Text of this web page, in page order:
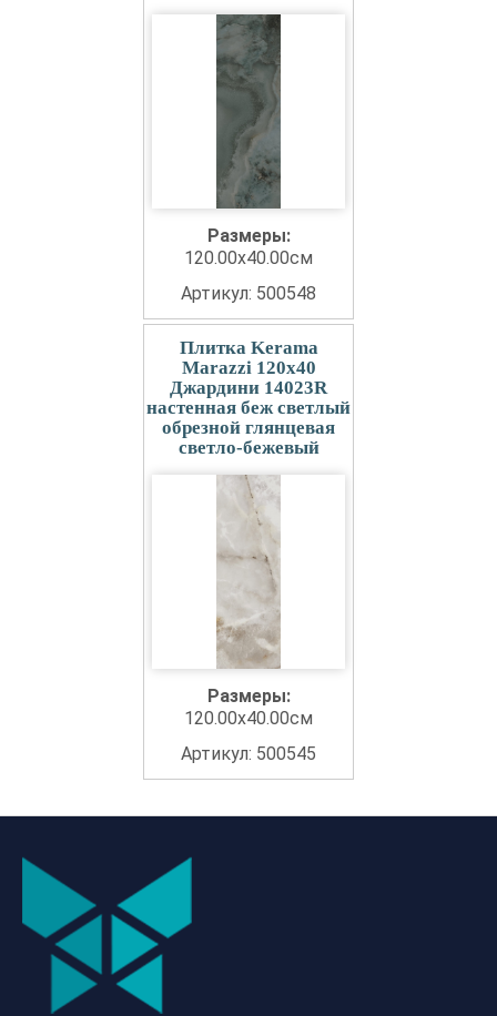
Размеры:
120.00x40.00см
Артикул: 500548
Плитка Kerama
Marazzi 120x40
Джардини 14023R
настенная беж светлый
обрезной глянцевая
светло-бежевый
Размеры:
120.00x40.00см
Артикул: 500545